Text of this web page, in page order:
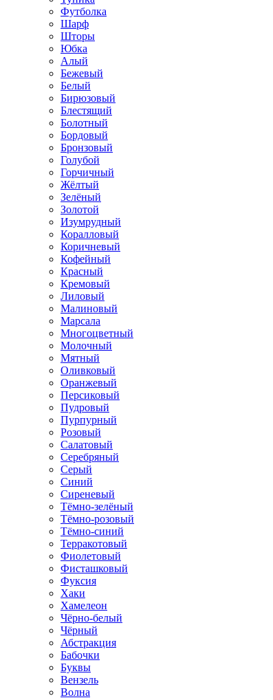
Футболка
Шарф
Шторы
Юбка
Алый
Бежевый
Белый
Бирюзовый
Блестящий
Болотный
Бордовый
Бронзовый
Голубой
Горчичный
Жёлтый
Зелёный
Золотой
Изумрудный
Коралловый
Коричневый
Кофейный
Красный
Кремовый
Лиловый
Малиновый
Марсала
Многоцветный
Молочный
Мятный
Оливковый
Оранжевый
Персиковый
Пудровый
Пурпурный
Розовый
Салатовый
Серебряный
Серый
Синий
Сиреневый
Тёмно-зелёный
Тёмно-розовый
Тёмно-синий
Терракотовый
Фиолетовый
Фисташковый
Фуксия
Хаки
Хамелеон
Чёрно-белый
Чёрный
Абстракция
Бабочки
Буквы
Вензель
Волна